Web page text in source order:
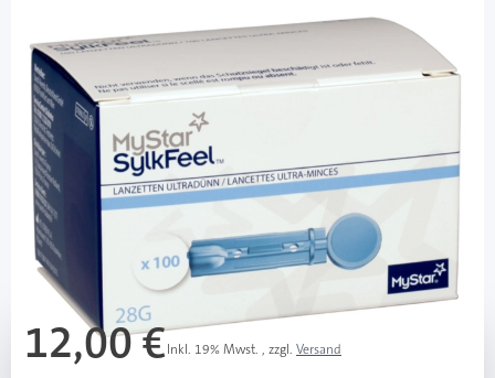
100 Stück
PZN: 00950865 / Diashop.de Kat.-Nr.111418
sofort verfügbar
Lieferzeit 1-3 Werktage
Besonderheiten
mit praktischer Schutzkappe
Mehr über das Produkt
12,00 €Inkl. 19% Mwst. , zzgl. Versand